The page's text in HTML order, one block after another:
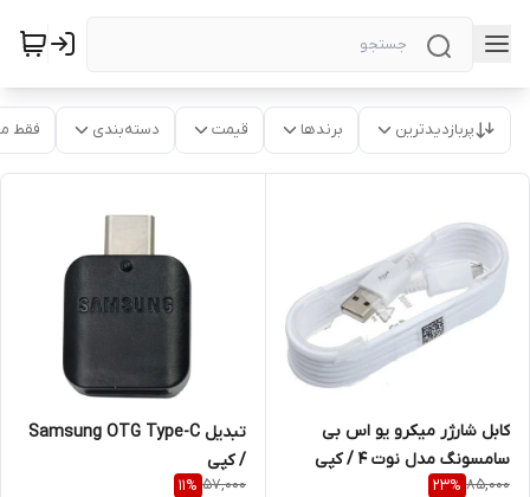
پربازدیدترین برندها قیمت دسته‌بندی فقط
کابل شارژر میکرو یو اس بی
سامسونگ مدل نوت 4 / کپی
85,000
23%
تبدیل Samsung OTG Type-C
/ کپی
57,000
11%